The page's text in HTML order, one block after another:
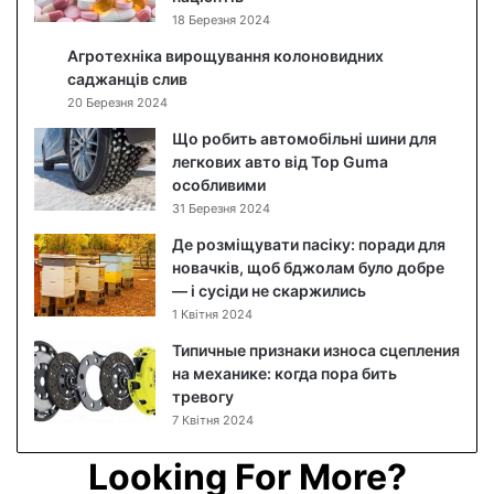
л
о
б
л
и
ч
я
м
:
я
к
п
о
д
18 Березня 2024
Агротехніка вирощування колоновидних
саджанців слив
20 Березня 2024
Що робить автомобільні шини для
легкових авто від Top Guma
особливими
31 Березня 2024
Де розміщувати пасіку: поради для
новачків, щоб бджолам було добре
— і сусіди не скаржились
1 Квітня 2024
Типичные признаки износа сцепления
на механике: когда пора бить
тревогу
7 Квітня 2024
Looking For More?